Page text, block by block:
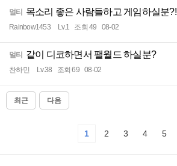
멀티 목소리 좋은 사람들하고 게임하실분?!
Rainbow1453 Lv.1 조회 49 08-02
멀티 같이 디코하면서 팰월드 하실분?
찬하민 Lv.38 조회 69 08-02
최근 다음
1 2 3 4 5